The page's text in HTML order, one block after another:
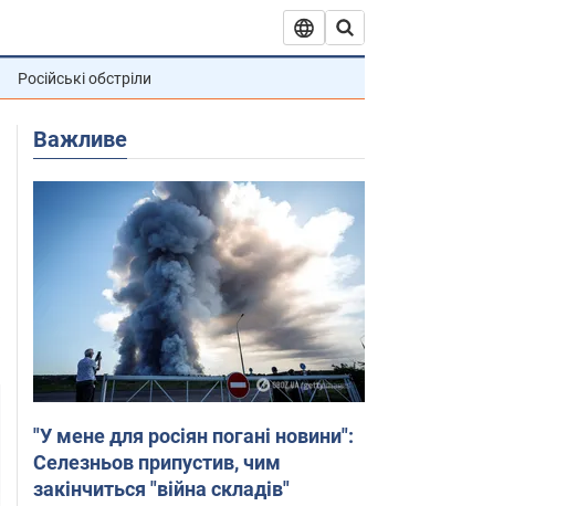
Російські обстріли
Важливе
"У мене для росіян погані новини":
Селезньов припустив, чим
закінчиться "війна складів"